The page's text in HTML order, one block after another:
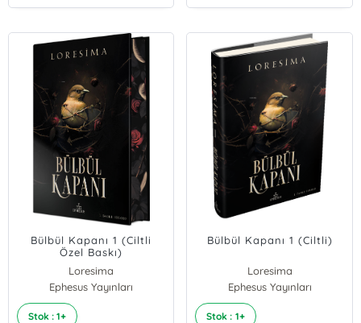
Bülbül Kapanı 1 (Ciltli
Özel Baskı)
Loresima
Ephesus Yayınları
Stok : 1+
Bülbül Kapanı 1 (Ciltli)
Loresima
Ephesus Yayınları
Stok : 1+